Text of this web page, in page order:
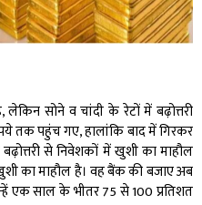
सोने व चांदी के रेटों में बढ़ोत्तरी
तक पहुंच गए, हालांकि बाद में गिरकर
से निवेशकों में खुशी का माहौल
का माहौल है। वह बैंक की बजाए अब
एक साल के भीतर 75 से 100 प्रतिशत